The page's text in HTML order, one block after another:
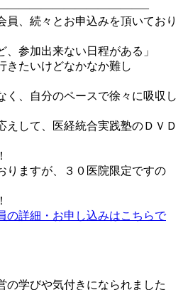
員、続々とお申込みを頂いており
、参加出来ない日程がある」
きたいけどなかなか難し
く、自分のペースで徐々に吸収し
えして、医経統合実践塾のＤＶＤ
りますが、３０医院限定ですの
の詳細・お申し込みはこちらで
の学びや気付きになられました